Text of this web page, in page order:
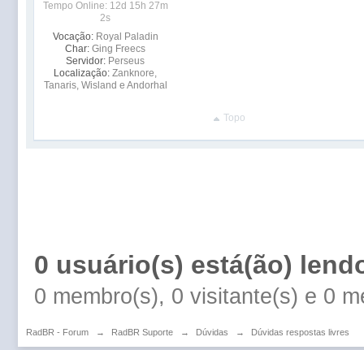
Tempo Online: 12d 15h 27m
2s
Vocação: Royal Paladin
Char: Ging Freecs
Servidor: Perseus
Localização: Zanknore,
Tanaris, Wisland e Andorhal
Topo
0 usuário(s) está(ão)
0 membro(s), 0 visitante(s) e 0
RadBR - Forum → RadBR Suporte → Dúvidas → Dúvidas respostas livres